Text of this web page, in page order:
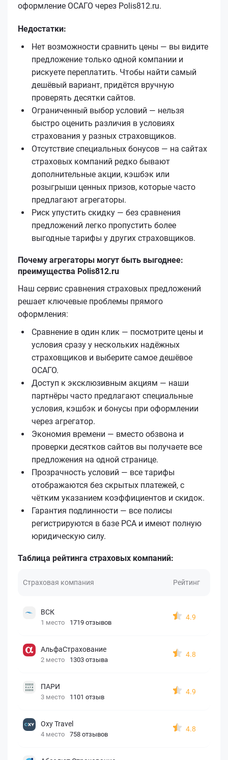
оформление ОСАГО через Polis812.ru.
Недостатки:
Нет возможности сравнить цены — вы видите
предложение только одной компании и
рискуете переплатить. Чтобы найти самый
дешёвый вариант, придётся вручную
проверять десятки сайтов.
Ограниченный выбор условий — нельзя
быстро оценить различия в условиях
страхования у разных страховщиков.
Отсутствие специальных бонусов — на сайтах
страховых компаний редко бывают
дополнительные акции, кэшбэк или
розыгрыши ценных призов, которые часто
предлагают агрегаторы.
Риск упустить скидку — без сравнения
предложений легко пропустить более
выгодные тарифы у других страховщиков.
Почему агрегаторы могут быть выгоднее:
преимущества Polis812.ru
Наш сервис сравнения страховых предложений
решает ключевые проблемы прямого
оформления:
Сравнение в один клик — посмотрите цены и
условия сразу у нескольких надёжных
страховщиков и выберите самое дешёвое
ОСАГО.
Доступ к эксклюзивным акциям — наши
партнёры часто предлагают специальные
условия, кэшбэк и бонусы при оформлении
через агрегатор.
Экономия времени — вместо обзвона и
проверки десятков сайтов вы получаете все
предложения на одной странице.
Прозрачность условий — все тарифы
отображаются без скрытых платежей, с
чётким указанием коэффициентов и скидок.
Гарантия подлинности — все полисы
регистрируются в базе РСА и имеют полную
юридическую силу.
Таблица рейтинга страховых компаний:
Страховая компания Рейтинг
ВСК
1 место 1719 отзывов
4.9
АльфаСтрахование
2 место 1303 отзыва
4.8
ПАРИ
3 место 1101 отзыв
4.9
Oxy Travel
4 место 758 отзывов
4.8